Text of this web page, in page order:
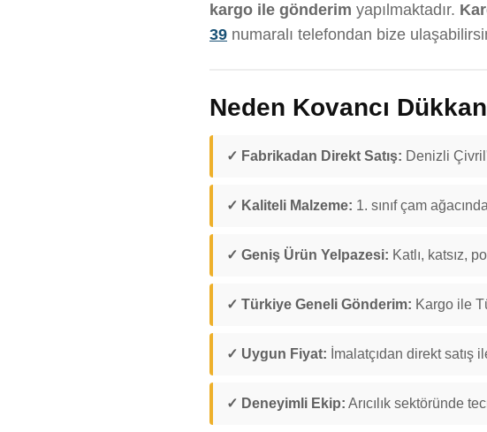
kargo ile gönderim yapılmaktadır.
39 numaralı telefondan bize
Neden Kovancı
✓ Fabrikadan Direkt Satış: Denizli
✓ Kaliteli Malzeme: 1. sınıf çam
✓ Geniş Ürün Yelpazesi: Katlı, katsız,
✓ Türkiye Geneli Gönderim: Kargo ile
✓ Uygun Fiyat: İmalatçıdan direkt satış
✓ Deneyimli Ekip: Arıcılık sektöründe